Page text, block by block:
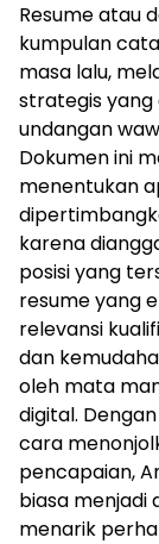
Resume atau
kumpulan
masa lalu,
strategis
undangan
Dokumen ini
menentukan
karena
posisi yang
resume yang
relevansi
dan
oleh mata
digital.
cara
pencapaian,
biasa menjadi
menarik